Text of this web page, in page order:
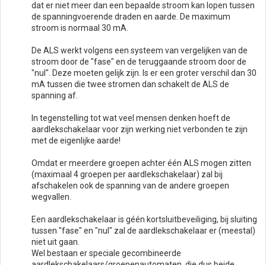
dat er niet meer dan een bepaalde stroom kan lopen tussen
de spanningvoerende draden en aarde. De maximum
stroom is normaal 30 mA.
De ALS werkt volgens een systeem van vergelijken van de
stroom door de "fase" en de teruggaande stroom door de
"nul". Deze moeten gelijk zijn. Is er een groter verschil dan 30
mA tussen die twee stromen dan schakelt de ALS de
spanning af.
In tegenstelling tot wat veel mensen denken hoeft de
aardlekschakelaar voor zijn werking niet verbonden te zijn
met de eigenlijke aarde!
Omdat er meerdere groepen achter één ALS mogen zitten
(maximaal 4 groepen per aardlekschakelaar) zal bij
afschakelen ook de spanning van de andere groepen
wegvallen.
Een aardlekschakelaar is géén kortsluitbeveiliging, bij sluiting
tussen "fase" en "nul" zal de aardlekschakelaar er (meestal)
niet uit gaan.
Wel bestaan er speciale gecombineerde